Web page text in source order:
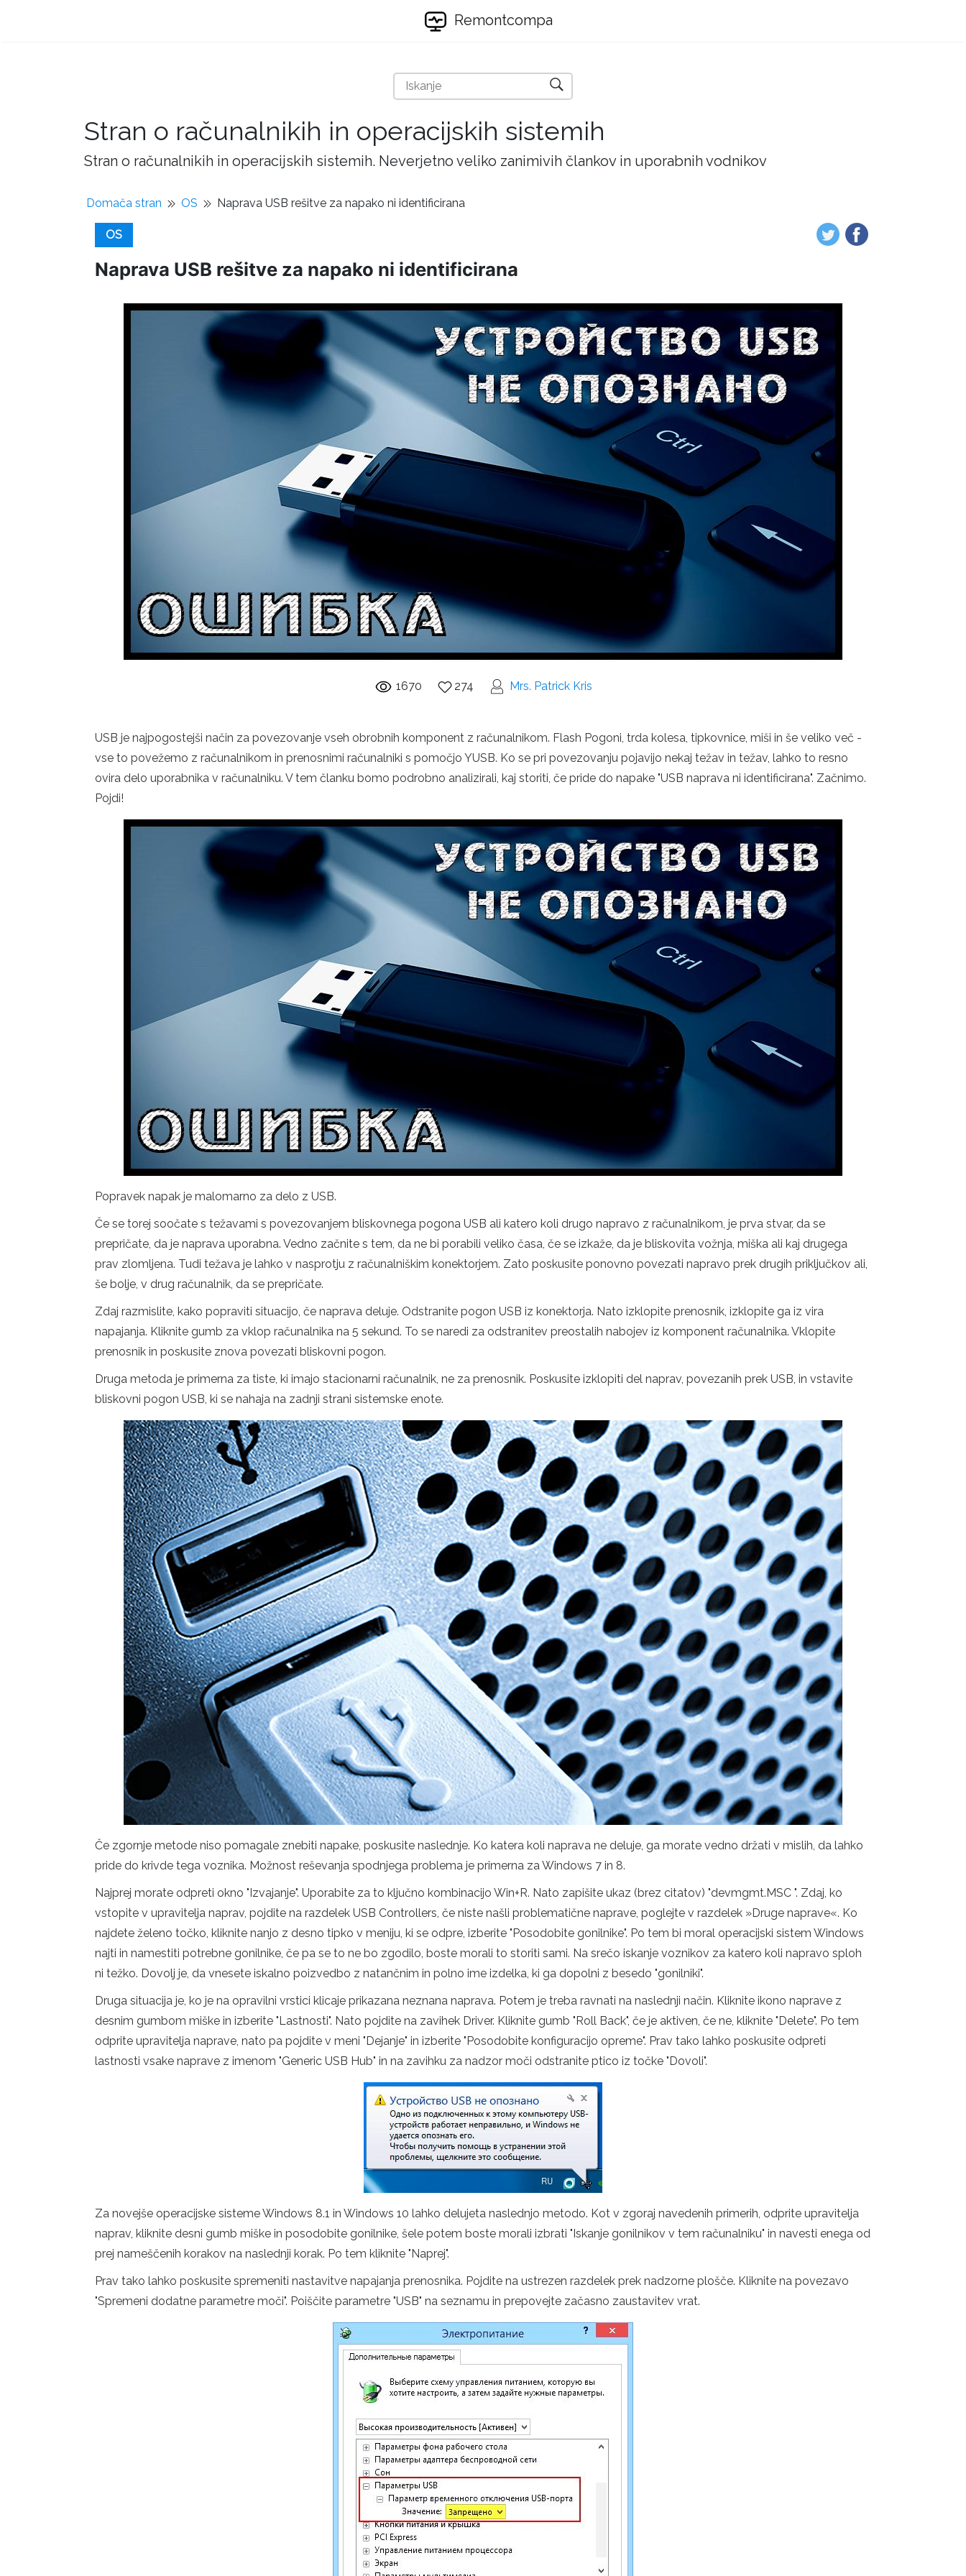
Remontcompa
Stran o računalnikih in operacijskih sistemih
Stran o računalnikih in operacijskih sistemih. Neverjetno veliko zanimivih člankov in uporabnih vodnikov
Domača stran OS Naprava USB rešitve za napako ni identificirana
OS
Naprava USB rešitve za napako ni identificirana
1670 274 Mrs. Patrick Kris
USB je najpogostejši način za povezovanje vseh obrobnih komponent z računalnikom. Flash Pogoni, trda kolesa, tipkovnice, miši in še veliko več -
vse to povežemo z računalnikom in prenosnimi računalniki s pomočjo YUSB. Ko se pri povezovanju pojavijo nekaj težav in težav, lahko to resno
ovira delo uporabnika v računalniku. V tem članku bomo podrobno analizirali, kaj storiti, če pride do napake "USB naprava ni identificirana". Začnimo.
Pojdi!
Popravek napak je malomarno za delo z USB.
Če se torej soočate s težavami s povezovanjem bliskovnega pogona USB ali katero koli drugo napravo z računalnikom, je prva stvar, da se
prepričate, da je naprava uporabna. Vedno začnite s tem, da ne bi porabili veliko časa, če se izkaže, da je bliskovita vožnja, miška ali kaj drugega
prav zlomljena. Tudi težava je lahko v nasprotju z računalniškim konektorjem. Zato poskusite ponovno povezati napravo prek drugih priključkov ali,
še bolje, v drug računalnik, da se prepričate.
Zdaj razmislite, kako popraviti situacijo, če naprava deluje. Odstranite pogon USB iz konektorja. Nato izklopite prenosnik, izklopite ga iz vira
napajanja. Kliknite gumb za vklop računalnika na 5 sekund. To se naredi za odstranitev preostalih nabojev iz komponent računalnika. Vklopite
prenosnik in poskusite znova povezati bliskovni pogon.
Druga metoda je primerna za tiste, ki imajo stacionarni računalnik, ne za prenosnik. Poskusite izklopiti del naprav, povezanih prek USB, in vstavite
bliskovni pogon USB, ki se nahaja na zadnji strani sistemske enote.
Če zgornje metode niso pomagale znebiti napake, poskusite naslednje. Ko katera koli naprava ne deluje, ga morate vedno držati v mislih, da lahko
pride do krivde tega voznika. Možnost reševanja spodnjega problema je primerna za Windows 7 in 8.
Najprej morate odpreti okno "Izvajanje". Uporabite za to ključno kombinacijo Win+R. Nato zapišite ukaz (brez citatov) "devmgmt.MSC ". Zdaj, ko
vstopite v upravitelja naprav, pojdite na razdelek USB Controllers, če niste našli problematične naprave, poglejte v razdelek »Druge naprave«. Ko
najdete želeno točko, kliknite nanjo z desno tipko v meniju, ki se odpre, izberite "Posodobite gonilnike". Po tem bi moral operacijski sistem Windows
najti in namestiti potrebne gonilnike, če pa se to ne bo zgodilo, boste morali to storiti sami. Na srečo iskanje voznikov za katero koli napravo sploh
ni težko. Dovolj je, da vnesete iskalno poizvedbo z natančnim in polno ime izdelka, ki ga dopolni z besedo "gonilniki".
Druga situacija je, ko je na opravilni vrstici klicaje prikazana neznana naprava. Potem je treba ravnati na naslednji način. Kliknite ikono naprave z
desnim gumbom miške in izberite "Lastnosti". Nato pojdite na zavihek Driver. Kliknite gumb "Roll Back", če je aktiven, če ne, kliknite "Delete". Po tem
odprite upravitelja naprave, nato pa pojdite v meni "Dejanje" in izberite "Posodobite konfiguracijo opreme". Prav tako lahko poskusite odpreti
lastnosti vsake naprave z imenom "Generic USB Hub" in na zavihku za nadzor moči odstranite ptico iz točke "Dovoli".
Za novejše operacijske sisteme Windows 8.1 in Windows 10 lahko delujeta naslednjo metodo. Kot v zgoraj navedenih primerih, odprite upravitelja
naprav, kliknite desni gumb miške in posodobite gonilnike, šele potem boste morali izbrati "Iskanje gonilnikov v tem računalniku" in navesti enega od
prej nameščenih korakov na naslednji korak. Po tem kliknite "Naprej".
Prav tako lahko poskusite spremeniti nastavitve napajanja prenosnika. Pojdite na ustrezen razdelek prek nadzorne plošče. Kliknite na povezavo
"Spremeni dodatne parametre moči". Poiščite parametre "USB" na seznamu in prepovejte začasno zaustavitev vrat.